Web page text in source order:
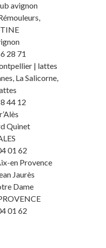
avignon
28 71
| lattes
La Salicorne,
44 12
Quinet
01 62
en Provence
Jaurès
Dame
01 62